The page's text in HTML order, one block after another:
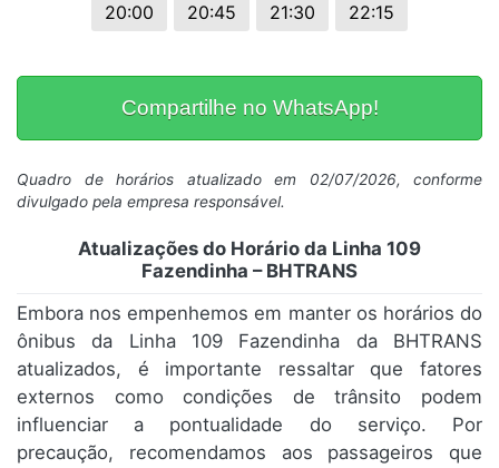
20:00
20:45 21:30 22:15
Compartilhe no WhatsApp!
Quadro de horários atualizado em 02/07/2026, conforme
divulgado pela empresa responsável.
Atualizações do Horário da Linha 109
Fazendinha – BHTRANS
Embora nos empenhemos em manter os horários do
ônibus da Linha 109 Fazendinha da BHTRANS
atualizados, é importante ressaltar que fatores
externos como condições de trânsito podem
influenciar a pontualidade do serviço. Por
precaução, recomendamos aos passageiros que